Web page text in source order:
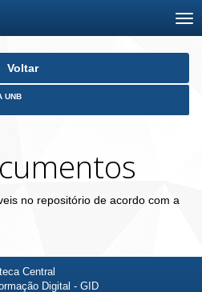
Voltar
UNB
no repositório de acordo com a
Central
Digital - GID